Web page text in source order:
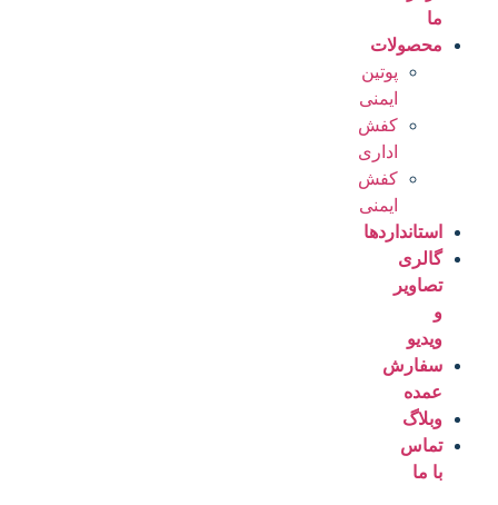
ما
محصولات
پوتین
ایمنی
کفش
اداری
کفش
ایمنی
استانداردها
گالری
تصاویر
ویدیو
سفارش
عمده
وبلاگ
تماس
با ما